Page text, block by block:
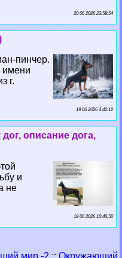
20 06 2026 23:58:54
пинчер.
имени
г.
19 06 2026 4:42:12
описание дога,
и
не
18 06 2026 10:46:50
мир -2 :: Окружающий